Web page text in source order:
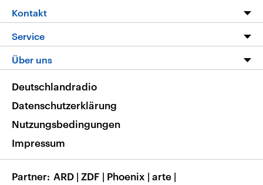
Die Nachrichten
Nachrichtenleicht
Neue Beiträge auf dlf.de
Livestream
Podcasts
Deutschlandfunk App
Nachrichten App
Frequenzen
Kontakt
Hörerservice
Service
FAQ
Veranstaltungen
Musikliste
RSS
Über uns
Barrierefreiheit
Deutschlandradio
Datenschutzerklärung
Nutzungsbedingungen
Impressum
Partner ARD | ZDF | Phoenix | arte |